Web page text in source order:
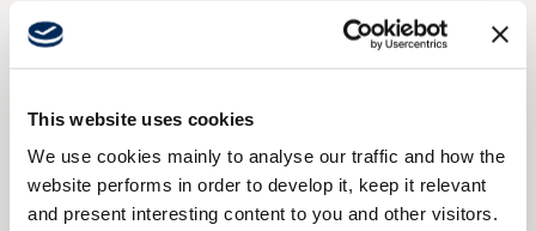
This website uses cookies
We use cookies mainly to analyse our traffic and how the
website performs in order to develop it, keep it relevant
and present interesting content to you and other visitors.
Opciones para Mini Flex
Nuestros modelos son modulares. Explore las
opciones adicionales.